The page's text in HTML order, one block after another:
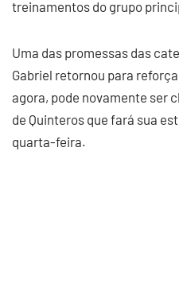
treinamentos do grupo
Uma das promessas das
Gabriel retornou para
agora, pode novamente ser
de Quinteros que fará sua
quarta-feira.